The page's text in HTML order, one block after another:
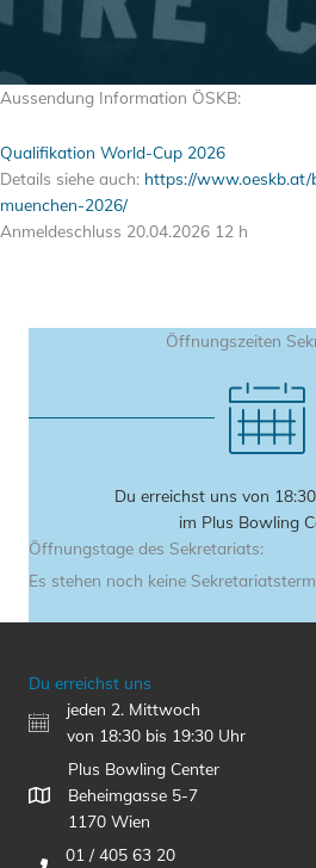
Aussendung Information ÖSKB:
Qualifikation World-Cup 2026
Details siehe auch: https://
muenchen-2026/
Anmeldeschluss 20.04.2026 12 h
Öffnungszeiten
Du erreichst uns von
im Plus Bowling
Öffnungstage des Sekretariats:
Es stehen noch keine
Du erreichst uns
jeden 2. Mittwoch
von 18:30 bis 19:30 Uhr
Plus Bowling Center
Beheimgasse 5-7
1170 Wien
01 / 405 63 20